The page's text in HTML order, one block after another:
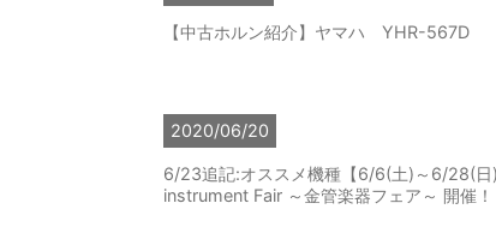
【中古ホルン紹介】ヤマハ YHR-567D
2020/06/20
6/23追記:オススメ機種【6/6(土)～6/28(日
instrument Fair ～金管楽器フェア～ 開催！